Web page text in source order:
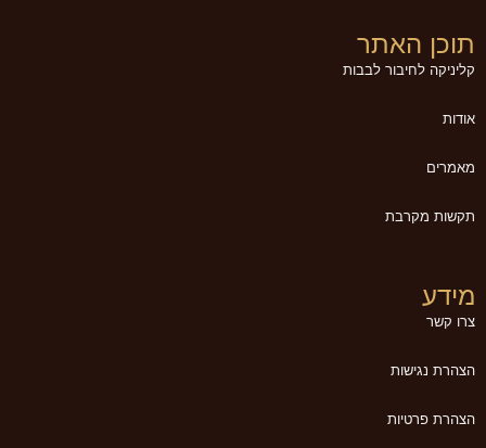
תוכן האתר
קליניקה לחיבור לבבות
אודות
מאמרים
תקשות מקרבת
מידע
צרו קשר
הצהרת נגישות
הצהרת פרטיות